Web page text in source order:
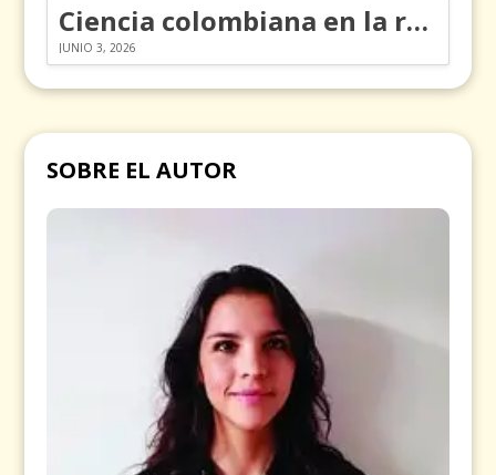
Ciencia colombiana en la revolución de los órganos en chips
JUNIO 3, 2026
SOBRE EL AUTOR